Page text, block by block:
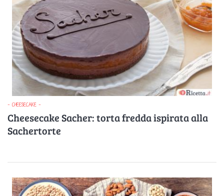
- CHEESECAKE -
Cheesecake Sacher: torta fredda ispirata alla
Sachertorte